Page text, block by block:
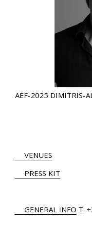
AEF-2025 DIMITRIS-
VENUES
PRESS KIT
GENERAL INFO Τ.